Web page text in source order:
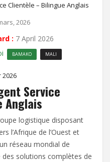
Clientèle – Bilingue Anglais
2026
: 7 April 2026
BAMAKO MALI
2026
Service
Anglais
logistique disposant
l’Afrique de l’Ouest et
réseau mondial de
des solutions complètes de